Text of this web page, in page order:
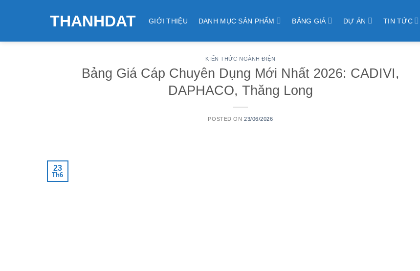
THANHDAT GIỚI THIỆU DANH MỤC SẢN PHẨM BẢNG GIÁ DỰ ÁN TIN TỨC
KIẾN THỨC NGÀNH ĐIỆN
Bảng Giá Cáp Chuyên Dụng Mới Nhất 2026: CADIVI,
DAPHACO, Thăng Long
POSTED ON 23/06/2026
23
Th6